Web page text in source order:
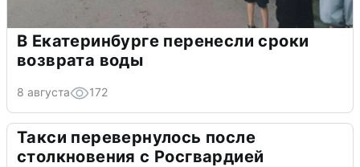
В Екатеринбурге перенесли сроки
возврата воды
8 августа 172
Такси перевернулось после
столкновения с Росгвардией